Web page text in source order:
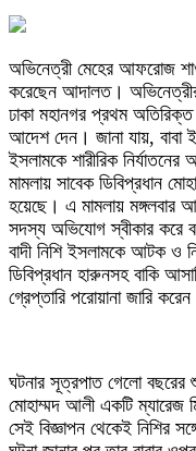
অভিনেত্রী মেহের আফরোজ
করেছেন আদালত। অভিনেত্রীর
ঢাকা মহানগর প্রথম
আদেশ দেন। জানা যায়, বাবা
ইসলামকে শারীরিক
মামলায় সাবেক ডিবিপ্রধান
হয়েছে। এ মামলায় মঙ্গলবার
সদস্য অভিযোগ স্বীকার করে
বাদী নিশি ইসলামকে আটক ও
ডিবিপ্রধান হারুনসহ বাকি
গ্রেপ্তারি পরোয়ানা জারি
ঘটনার সূত্রপাত গেলো বছরের
মোহাম্মদ আলী একটি ম্যারেজ
সেই বিজ্ঞাপন থেকেই নিশির